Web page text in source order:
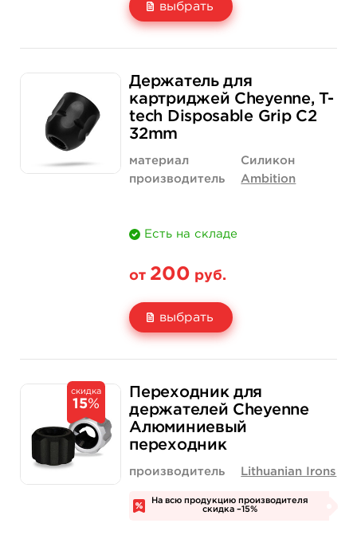
выбрать
Количество
200 руб.
купить купить
Держатель для
картриджей Cheyenne, T-
tech Disposable Grip C2
32mm
материал
Силикон
производитель
Ambition
Есть на складе
от 200 руб.
выбрать
Количество
200 руб.
купить
скидка
15%
Переходник для
держателей Cheyenne
Алюминиевый
переходник
производитель Lithuanian Irons
На всю продукцию производителя
скидка –15%